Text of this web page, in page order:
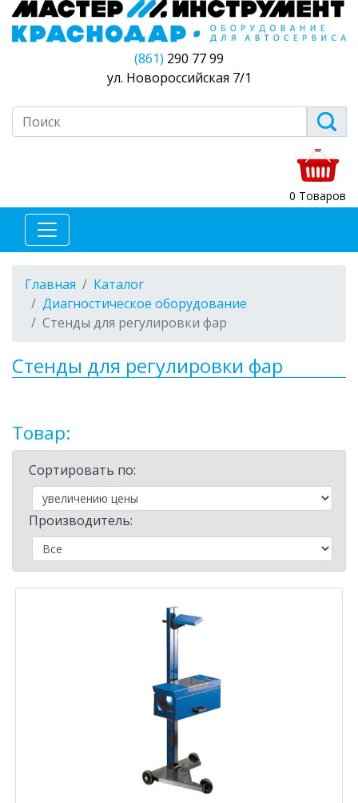
(861) 290 77 99
ул. Новороссийская 7/1
0 Товаров
Главная
Каталог
Диагностическое оборудование
Стенды для регулировки фар
Стенды для регулировки фар
Товар:
Сортировать по:
Производитель: